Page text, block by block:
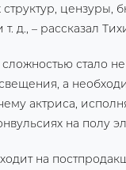
цензуры,
д., – рассказал
стало не
а
актриса,
на полу
на